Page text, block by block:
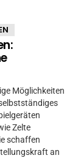
Möglichkeiten
Zelte
schaffen
an